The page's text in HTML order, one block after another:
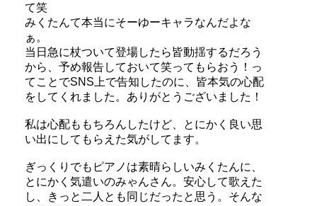
て笑
みくたんて本当にそーゆーキャラなんだよな
ぁ。
当日急に杖ついて登場したら皆動揺するだろう
から、予め報告しておいて笑ってもらおう！っ
てことでSNS上で告知したのに、皆本気の心配
をしてくれました。ありがとうございました！
私は心配ももちろんしたけど、とにかく良い思
い出にしてもらえた気がしてます。
ぎっくりでもピアノは素晴らしいみくたんに、
とにかく気遣いのみゃんさん。安心して歌えた
し、きっと二人とも同じだったと思う。そんな